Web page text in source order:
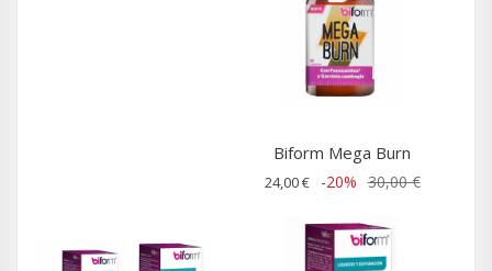
Biform Mega Burn
24,00 € -20% 30,00 €